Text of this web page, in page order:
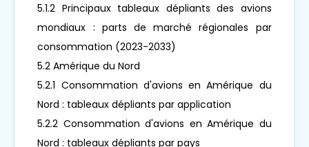
5.1.2 Principaux tableaux dépliants des avions
mondiaux : parts de marché régionales par
consommation (2023-2033)
5.2 Amérique du Nord
5.2.1 Consommation d'avions en Amérique du
Nord : tableaux dépliants par application
5.2.2 Consommation d'avions en Amérique du
Nord : tableaux dépliants par pays